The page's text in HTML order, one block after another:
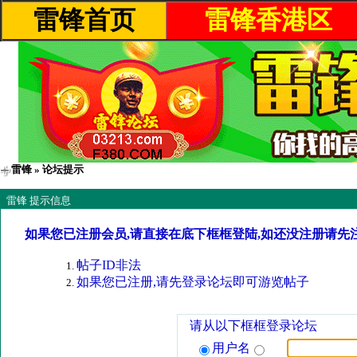
雷锋首页 雷锋香港区
雷锋 » 论坛提示
雷锋 提示信息
如果您已注册会员,请直接在底下框框登陆,如还没注册请先
帖子ID非法
如果您已注册,请先登录论坛即可游览帖子
请从以下框框登录论坛
用户名